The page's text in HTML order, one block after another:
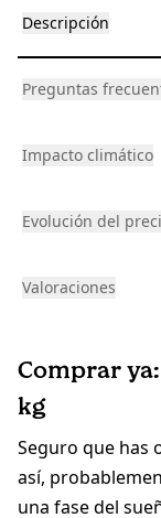
Descripción
Preguntas
Impacto climático
Evolución del
Valoraciones
Comprar
kg
Seguro que has
así,
una fase del